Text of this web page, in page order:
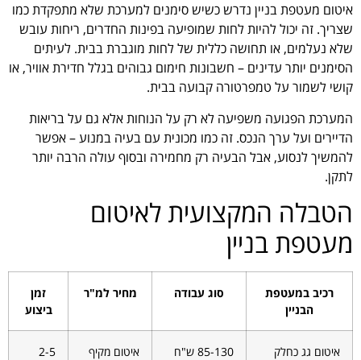
איטום מעטפת בניין נדרש כשיש סימנים למערכת שלא מתפקדת כמו
שצריך. זה יכול להיות לחות שמופיעה בפינות החדרים, ריחות עובש
שלא נעלמים, או תחושה כללית של לחות מוגברת בבית. לעיתים
הסימנים יותר עדינים – חשבונות חימום גבוהים בגלל חדירת אוויר, או
קושי לשמור על טמפרטורה קבועה בבית.
המערכת הפגועה משפיעה לא רק על הנוחות אלא גם על בריאות
הדיירים ועל ערך הנכס. זה כמו מכונית עם בעיה במנוע – אפשר
להמשיך לנסוע, אבל הבעיה רק מחמירה ובסוף עולה הרבה יותר
לתקן.
הטבלה המקצועית לאיטום
מעטפת בניין
רכיב במעטפת
הבניין
סוג עבודה מחיר למ"ר
זמן
ביצוע
איטום גג כחלק
85-130 ש"ח איטום מקיף
2-5